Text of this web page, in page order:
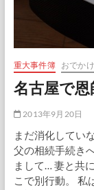
重大事件簿 おでかけ
名古屋で
2013年9月20日
まだ消化してい
父の相続手続き
まして… 妻と共
こで別行動。 私